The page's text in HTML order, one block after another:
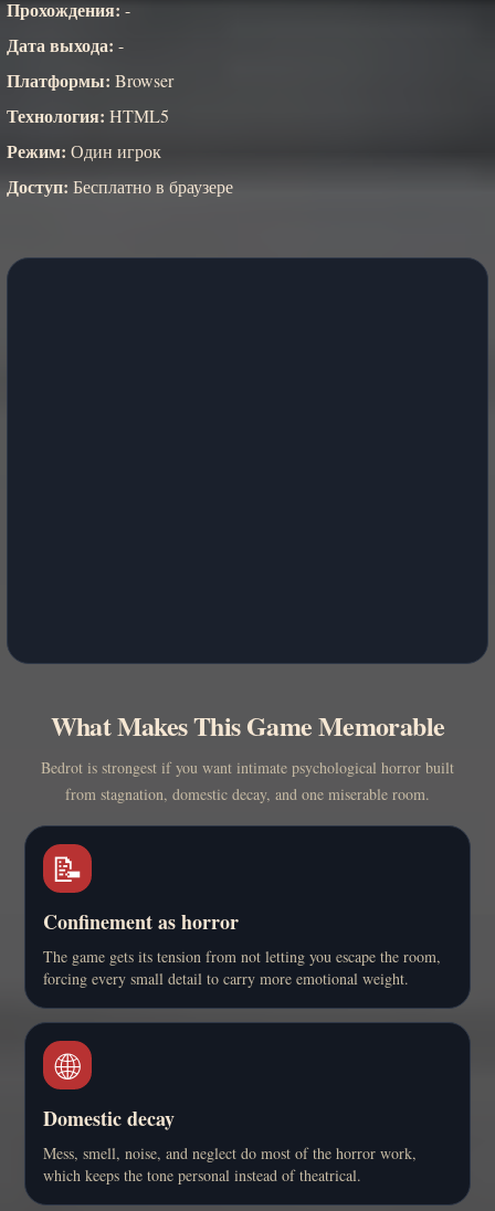
Прохождения: -
Дата выхода: -
Платформы: Browser
Технология: HTML5
Режим: Один игрок
Доступ: Бесплатно в браузере
What Makes This Game Memorable
Bedrot is strongest if you want intimate psychological horror built
from stagnation, domestic decay, and one miserable room.
📝
Confinement as horror
The game gets its tension from not letting you escape the room,
forcing every small detail to carry more emotional weight.
🌐
Domestic decay
Mess, smell, noise, and neglect do most of the horror work,
which keeps the tone personal instead of theatrical.